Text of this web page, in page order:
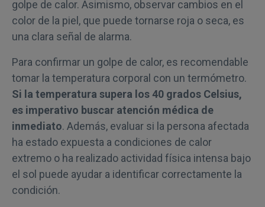
golpe de calor. Asimismo, observar cambios en el
color de la piel, que puede tornarse roja o seca, es
una clara señal de alarma.
Para confirmar un golpe de calor, es recomendable
tomar la temperatura corporal con un termómetro.
Si la temperatura supera los 40 grados Celsius,
es imperativo buscar atención médica de
inmediato. Además, evaluar si la persona afectada
ha estado expuesta a condiciones de calor
extremo o ha realizado actividad física intensa bajo
el sol puede ayudar a identificar correctamente la
condición.